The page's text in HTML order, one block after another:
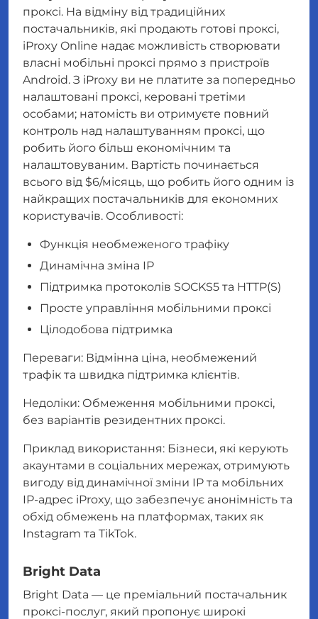
проксі. На відміну від традиційних
постачальників, які продають готові проксі,
iProxy Online надає можливість створювати
власні мобільні проксі прямо з пристроїв
Android. З iProxy ви не платите за попередньо
налаштовані проксі, керовані третіми
особами; натомість ви отримуєте повний
контроль над налаштуванням проксі, що
робить його більш економічним та
налаштовуваним. Вартість починається
всього від $6/місяць, що робить його одним із
найкращих постачальників для економних
користувачів. Особливості:
Функція необмеженого трафіку
Динамічна зміна IP
Підтримка протоколів SOCKS5 та HTTP(S)
Просте управління мобільними проксі
Цілодобова підтримка
Переваги: Відмінна ціна, необмежений
трафік та швидка підтримка клієнтів.
Недоліки: Обмеження мобільними проксі,
без варіантів резидентних проксі.
Приклад використання: Бізнеси, які керують
акаунтами в соціальних мережах, отримують
вигоду від динамічної зміни IP та мобільних
IP-адрес iProxy, що забезпечує анонімність та
обхід обмежень на платформах, таких як
Instagram та TikTok.
Bright Data
Bright Data — це преміальний постачальник
проксі-послуг, який пропонує широкі